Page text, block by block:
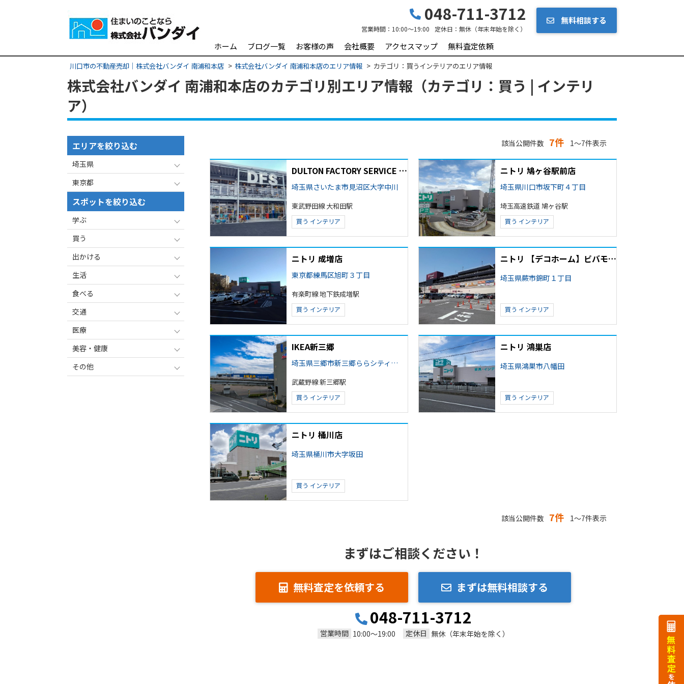
048-711-3712
営業時間： 10:00～19:00 定休日： 無休（年末年始を除く）
無料相談する
ホーム ブログ一覧 お客様の声 会社概要 アクセスマップ 無料査定依頼
川口市の不動産売却｜株式会社バンダイ 南浦和本店 株式会社バンダイ 南浦和本店のエリア情報 カテゴリ：買うインテリアのエリア情報
株式会社バンダイ 南浦和本店のカテゴリ別エリア情報（カテゴリ：買う | インテリ
ア）
該当公開件数 7件 1～7件表示
DULTON FACTORY SERVICE 大宮店
埼玉県さいたま市見沼区大字中川
東武野田線 大和田駅
買う インテリア
ニトリ 鳩ヶ谷駅前店
埼玉県川口市坂下町４丁目
埼玉高速鉄道 鳩ヶ谷駅
買う インテリア
ニトリ 成増店
東京都練馬区旭町３丁目
有楽町線 地下鉄成増駅
買う インテリア
ニトリ 【デコホーム】ビバモール蕨錦町店
埼玉県蕨市錦町１丁目
買う インテリア
IKEA新三郷
埼玉県三郷市新三郷ららシティ２丁目
武蔵野線 新三郷駅
買う インテリア
ニトリ 鴻巣店
埼玉県鴻巣市八幡田
買う インテリア
ニトリ 桶川店
埼玉県桶川市大字坂田
買う インテリア
該当公開件数 7件 1～7件表示
まずはご相談ください！
無料査定を依頼する まずは無料相談する
048-711-3712
営業時間 10:00～19:00 定休日 無休（年末年始を除く）
エリアを絞り込む
埼玉県
東京都
スポットを絞り込む
学ぶ
買う
出かける
生活
食べる
交通
医療
美容・健康
その他